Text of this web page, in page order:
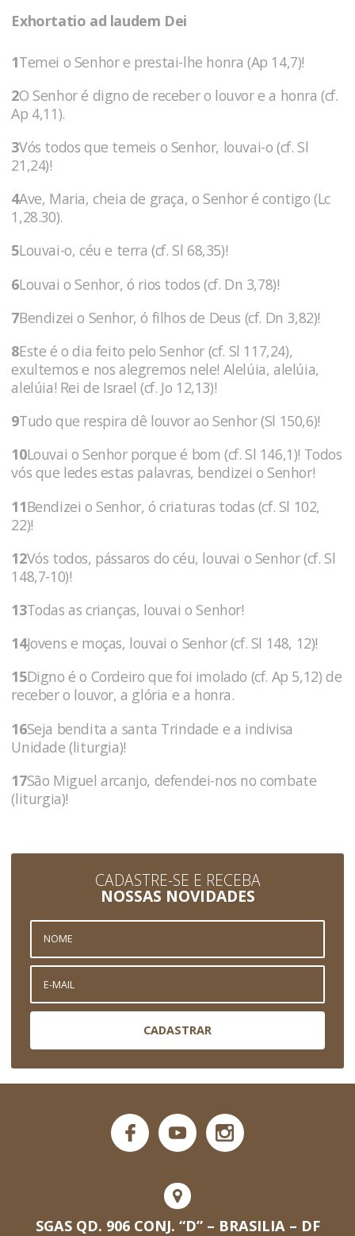
Exhortatio ad laudem Dei
1Temei o Senhor e prestai-lhe honra (Ap 14,7)!
2O Senhor é digno de receber o louvor e a honra (cf.
Ap 4,11).
3Vós todos que temeis o Senhor, louvai-o (cf. Sl
21,24)!
4Ave, Maria, cheia de graça, o Senhor é contigo (Lc
1,28.30).
5Louvai-o, céu e terra (cf. Sl 68,35)!
6Louvai o Senhor, ó rios todos (cf. Dn 3,78)!
7Bendizei o Senhor, ó filhos de Deus (cf. Dn 3,82)!
8Este é o dia feito pelo Senhor (cf. Sl 117,24),
exultemos e nos alegremos nele! Alelúia, alelúia,
alelúia! Rei de Israel (cf. Jo 12,13)!
9Tudo que respira dê louvor ao Senhor (Sl 150,6)!
10Louvai o Senhor porque é bom (cf. Sl 146,1)! Todos
vós que ledes estas palavras, bendizei o Senhor!
11Bendizei o Senhor, ó criaturas todas (cf. Sl 102,
22)!
12Vós todos, pássaros do céu, louvai o Senhor (cf. Sl
148,7-10)!
13Todas as crianças, louvai o Senhor!
14Jovens e moças, louvai o Senhor (cf. Sl 148, 12)!
15Digno é o Cordeiro que foi imolado (cf. Ap 5,12) de
receber o louvor, a glória e a honra.
16Seja bendita a santa Trindade e a indivisa
Unidade (liturgia)!
17São Miguel arcanjo, defendei-nos no combate
(liturgia)!
CADASTRE-SE E RECEBA
NOSSAS NOVIDADES
CADASTRAR
SGAS QD. 906 CONJ. “D” – BRASILIA – DF